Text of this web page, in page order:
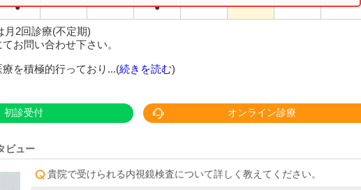
● ●
2回診療(不定期)
お問い合わせ下さい。
を積極的行っており...(続きを読む)
初診受付 オンライン診療
ビュー
貴院で受けられる内視鏡検査について詳しく教えてください。